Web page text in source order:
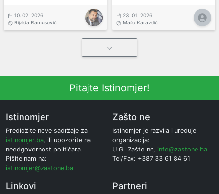
10. 02. 2026
Rijalda Ramusović
23. 01. 2026
Mašo Karavdić
Pitajte Istinomjer!
Istinomjer
Predložite nove sadržaje za
istinomjer.ba, ili upozorite na
neodgovornost političara.
Pišite nam na:
istinomjer@zastone.ba
Zašto ne
Istinomjer je razvila i uređuje
organizacija:
U.G. Zašto ne, info@zastone.ba
Tel/Fax: +387 33 61 84 61
Linkovi Partneri